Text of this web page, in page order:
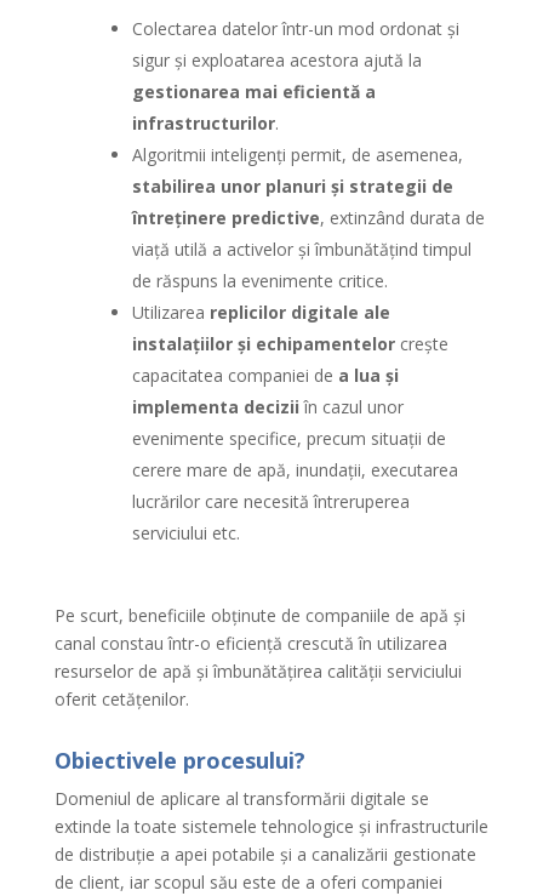
Colectarea datelor într-un mod ordonat și
sigur și exploatarea acestora ajută la
gestionarea mai eficientă a
infrastructurilor.
Algoritmii inteligenți permit, de asemenea,
stabilirea unor planuri și strategii de
întreținere predictive, extinzând durata de
viață utilă a activelor și îmbunătățind timpul
de răspuns la evenimente critice.
Utilizarea replicilor digitale ale
instalațiilor și echipamentelorcrește
capacitatea companiei de a lua și
implementa decizii în cazul unor
evenimente specifice, precum situații de
cerere mare de apă, inundații, executarea
lucrărilor care necesită întreruperea
serviciului etc.
Pe scurt, beneficiile obținute de companiile de apă și
canal constau într-o eficiență crescută în utilizarea
resurselor de apă și îmbunătățirea calității serviciului
oferit cetățenilor.
Obiectivele procesului?
Domeniul de aplicare al transformării digitale se
extinde la toate sistemele tehnologice și infrastructurile
de distribuție a apei potabile și a canalizării gestionate
de client, iar scopul său este de a oferi companiei